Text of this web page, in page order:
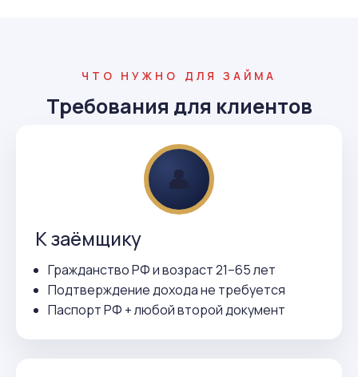
ЧТО НУЖНО ДЛЯ ЗАЙМА
Требования для клиентов
👤
К заёмщику
Гражданство РФ и возраст 21–65 лет
Подтверждение дохода не требуется
Паспорт РФ + любой второй документ